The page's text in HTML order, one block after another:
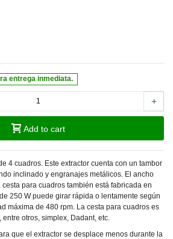
entrega inmediata.
+
Add to cart
4 cuadros. Este extractor cuenta con un tambor
inclinado y engranajes metálicos. El ancho
para cuadros también está fabricada en
250 W puede girar rápida o lentamente según
máxima de 480 rpm. La cesta para cuadros es
otros, simplex, Dadant, etc.
que el extractor se desplace menos durante la